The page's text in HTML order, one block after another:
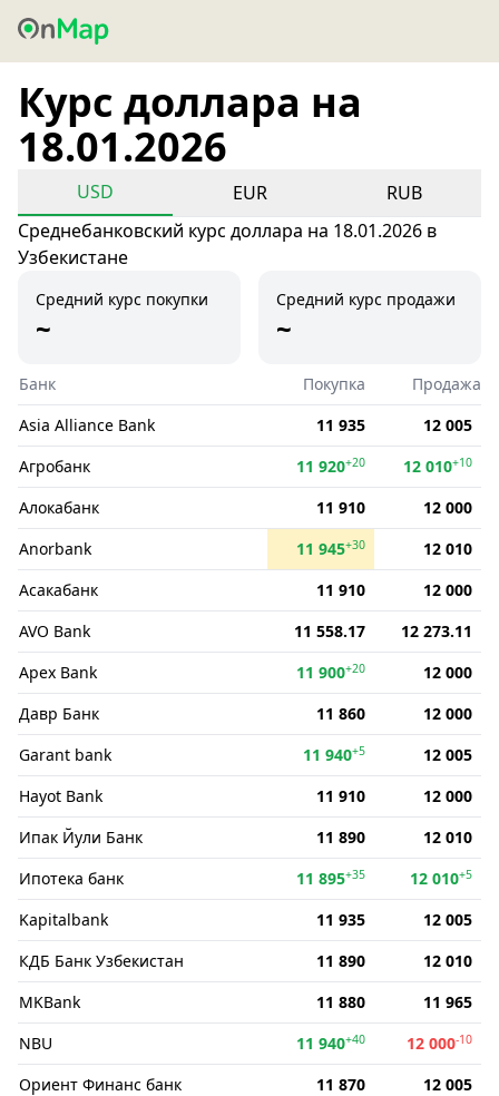
Курс доллара на
18.01.2026
USD EUR
RUB
Среднебанковский курс доллара на 18.01.2026 в
Узбекистане
Средний курс покупки
~
Средний курс продажи
~
Банк Покупка
Продажа
Asia Alliance Bank
11 935
12 005
Агробанк
11 920+20 12 010+10
Алокабанк 11 910
12 000
Anorbank
11 945+30
12 010
Асакабанк
11 910
12 000
AVO Bank
11 558.17
12 273.11
Apex Bank
11 900+20
12 000
Давр Банк
11 860
12 000
Garant bank
11 940+5
12 005
Hayot Bank
11 910
12 000
Ипак Йули Банк
11 890
12 010
Ипотека банк
11 895+35 12 010+5
Kapitalbank 11 935
12 005
КДБ Банк Узбекистан
11 890
12 010
MKBank
11 880
11 965
NBU
11 940+40 12 000-10
Ориент Финанс банк 11 870
12 005